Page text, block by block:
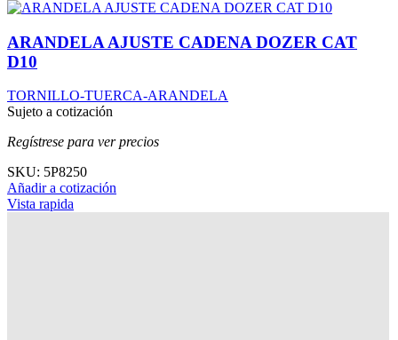
ARANDELA AJUSTE CADENA DOZER CAT
D10
TORNILLO-TUERCA-ARANDELA
Sujeto a cotización
Regístrese para ver precios
SKU: 5P8250
Añadir a cotización
Vista rapida